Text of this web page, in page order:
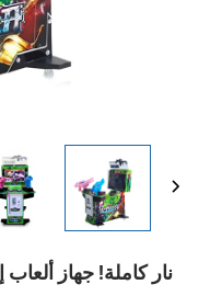
نار كاملة! جهاز